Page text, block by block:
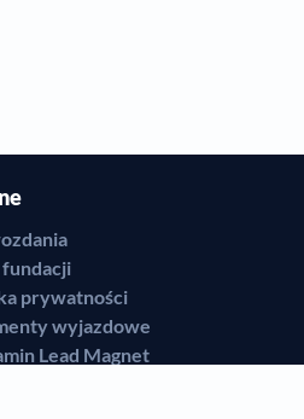
prywatności
wyjazdowe
Lead Magnet